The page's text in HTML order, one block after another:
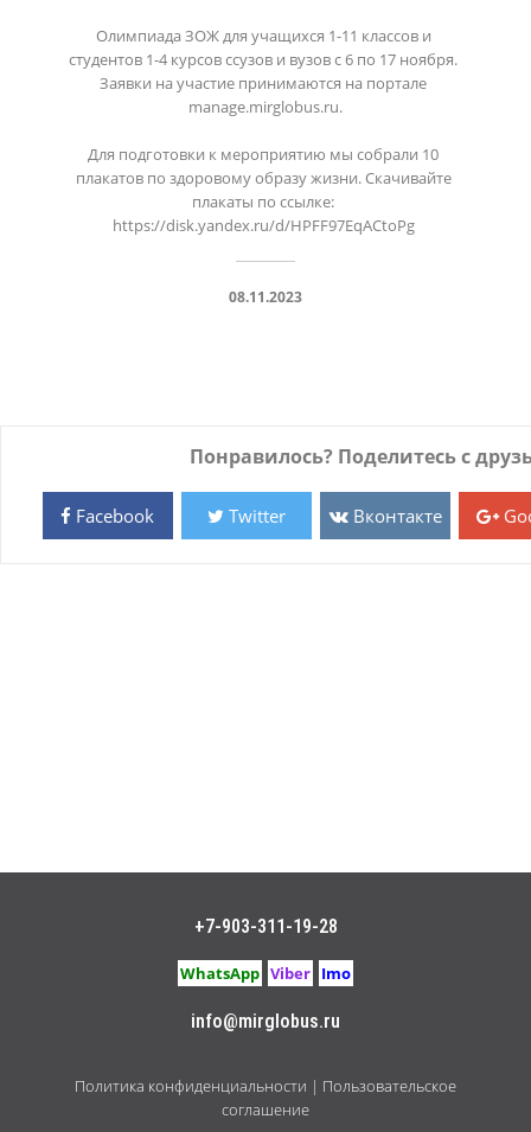
Олимпиада ЗОЖ для учащихся 1-11 классов и
студентов 1-4 курсов ссузов и вузов с 6 по 17 ноября.
Заявки на участие принимаются на портале
manage.mirglobus.ru.
Для подготовки к мероприятию мы собрали 10
плакатов по здоровому образу жизни. Скачивайте
плакаты по ссылке:
08.11.2023
Понравилось? Поделитесь с
Facebook Twitter Вконтакте
+7-903-311-19-28
WhatsApp Viber Imo
info@mirglobus.ru
Политика конфиденциальности | Пользовательское
соглашение